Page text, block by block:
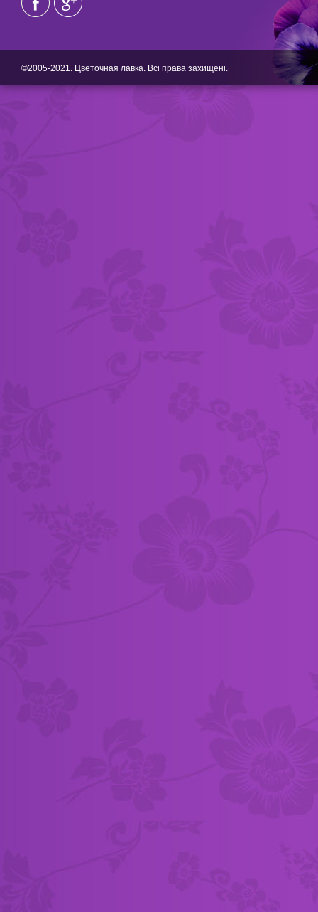
©2005-2021. Цветочная лавка. Всі права захищені.